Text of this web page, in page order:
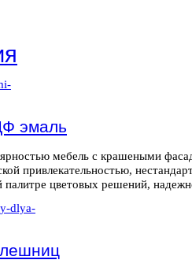
эмаль
мебель с крашеными
привлекательностью,
цветовых решений,